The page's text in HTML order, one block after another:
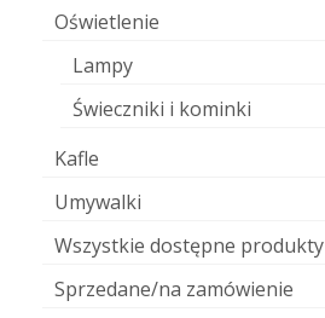
Oświetlenie
Lampy
Świeczniki i kominki
Kafle
Umywalki
Wszystkie dostępne produkty
Sprzedane/na zamówienie